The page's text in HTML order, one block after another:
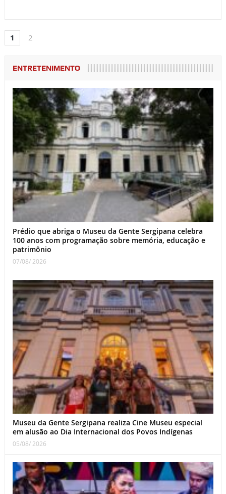
1 2
ENTRETENIMENTO
Prédio que abriga o Museu da Gente Sergipana celebra
100 anos com programação sobre memória, educação e
patrimônio
07/08/ 2026
Museu da Gente Sergipana realiza Cine Museu especial
em alusão ao Dia Internacional dos Povos Indígenas
05/08/ 2026